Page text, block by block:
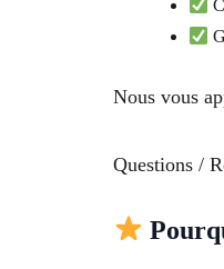
Nous vous
Questions /